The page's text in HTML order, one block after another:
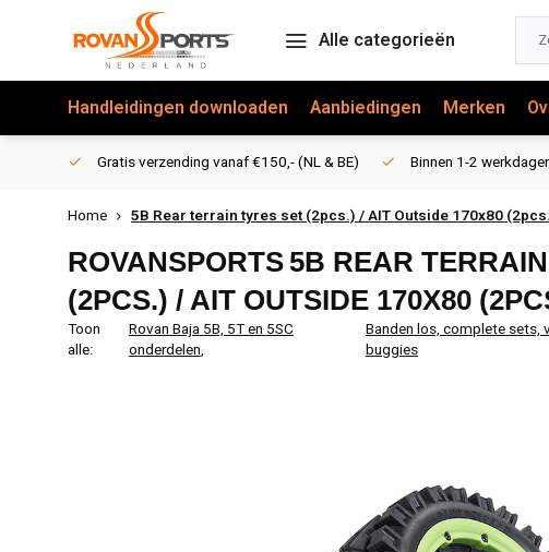
Alle categorieën
Handleidingen downloaden Aanbiedingen Merken
Gratis verzending vanaf €150,- (NL & BE) Binnen 1-2
Home 5B Rear terrain tyres set (2pcs.) / AIT Outside 170x80
ROVANSPORTS 5B REAR
(2PCS.) / AIT OUTSIDE 170X80
Toon
alle:
Rovan Baja 5B, 5T en 5SC
onderdelen,
Banden los, complete sets,
buggies